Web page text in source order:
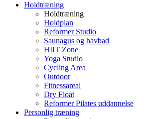
Holdtræning
Holdtræning
Holdplan
Reformer Studio
Saunagus og havbad
HIIT Zone
Yoga Studio
Cycling Area
Outdoor
Fitnessareal
Dry Float
Reformer Pilates uddannelse
Personlig træning